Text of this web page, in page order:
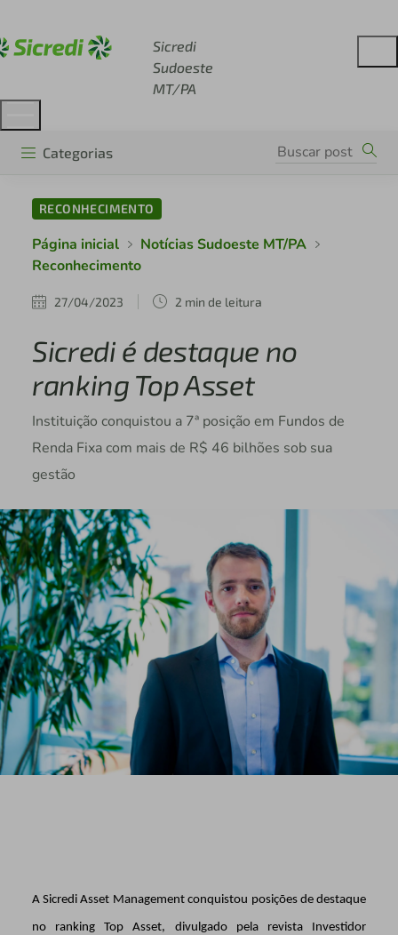
Sicredi
Sudoeste
MT/PA
Categorias
RECONHECIMENTO
Página inicial
Notícias Sudoeste MT/PA
Reconhecimento
27/04/2023 2 min de leitura
Sicredi é destaque no
ranking Top Asset
Instituição conquistou a 7ª posição em Fundos de
Renda Fixa com mais de R$ 46 bilhões sob sua
gestão
A Sicredi Asset Managementconquistou posições de destaque
no ranking Top Asset, divulgado pela revista Investidor